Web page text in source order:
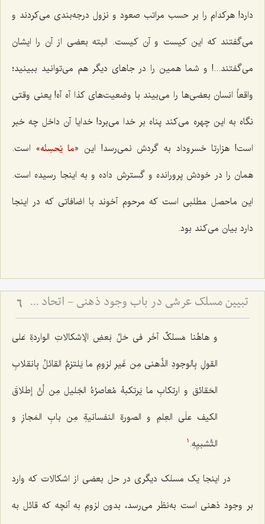
دارد! هرکدام را بر حسب مراتب صعود و نزول درجه‌بندی می‌کردند و
می‌گفتند که این کیست و آن کیست. البته بعضی از آن را ایشان
می‌گفتند...! و شما همین را در جاهای دیگر هم می‌توانید ببینید؛
واقعاً انسان بعضی‌ها را می‌بیند با وضعیت‌های کذا آه آه! یعنی وقتی
نگاه به این چهره می‌کند پناه بر خدا می‌برد! خدایا آن داخل چه خبر
است! هزارتا خسروداد به گردش نمی‌رسد! این «ما یُحسِنُه» است.
همان را در خودش پرورانده و گسترش داده و به اینجا رسیده است.
این ماحصل مطلبی است که مرحوم آخوند با اضافاتی که در اینجا
دارد بیان می‌کند بود.
تبیین مسلک عرشی در باب وجود ذهنی - اتحاد علم و معلوم در پرتو حقیقت وجود 6
و هاهُنا مَسلکٌ آخَر فی حَلِّ بَعضِ الإشکالاتِ الواردةِ عَلى
القولِ بِالوجودِ الذِّهنی مِن غَیرِ لزومِ ما یَلتزمُ القائلُ بِانقلابِ
الحَقائق و ارتکابِ ما یَرتکبهُ مُعاصرُهُ الجَلیل مِن أنَّ إطلاقَ
الکیف علَى العِلمِ و الصورةِ النفسانیةِ مِن بابِ المَجازِ و
التَّشبیِهِ. 1
در اینجا یک مسلک دیگری در حل بعضی از اشکالات که وارد
بر وجود ذهنی است به‌نظر می‌رسد، بدون لزوم به آنچه که قائل به